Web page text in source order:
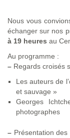
Nous vous
échanger sur nos
à 19 heures au
Au programme :
– Regards croisés
Les auteurs de
et sauvage »
Georges
photographes
– Présentation